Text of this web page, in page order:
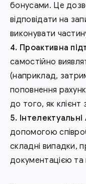
бонусами. Це
відповідати на
виконувати
Проактивна
самостійно
(наприклад,
поповнення
до того, як
допомогою
складні випадки,
документацією